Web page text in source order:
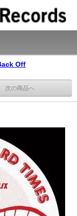
Off
次の商品へ